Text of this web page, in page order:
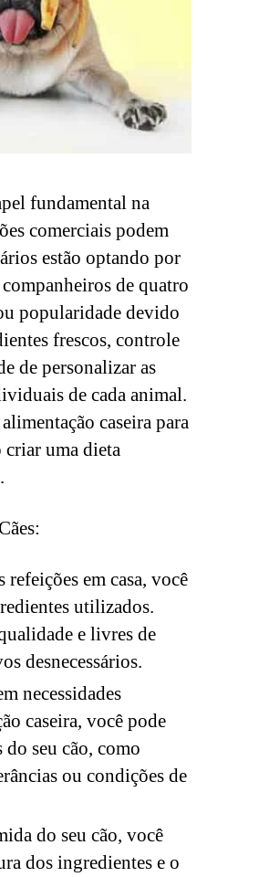
fundamental na
comerciais podem
estão optando por
de quatro
popularidade devido
frescos, controle
de personalizar as
de cada animal.
caseira para
criar uma dieta
em casa, você
utilizados.
e livres de
desnecessários.
necessidades
caseira, você pode
do seu cão, como
ou condições de
do seu cão, você
dos ingredientes e o